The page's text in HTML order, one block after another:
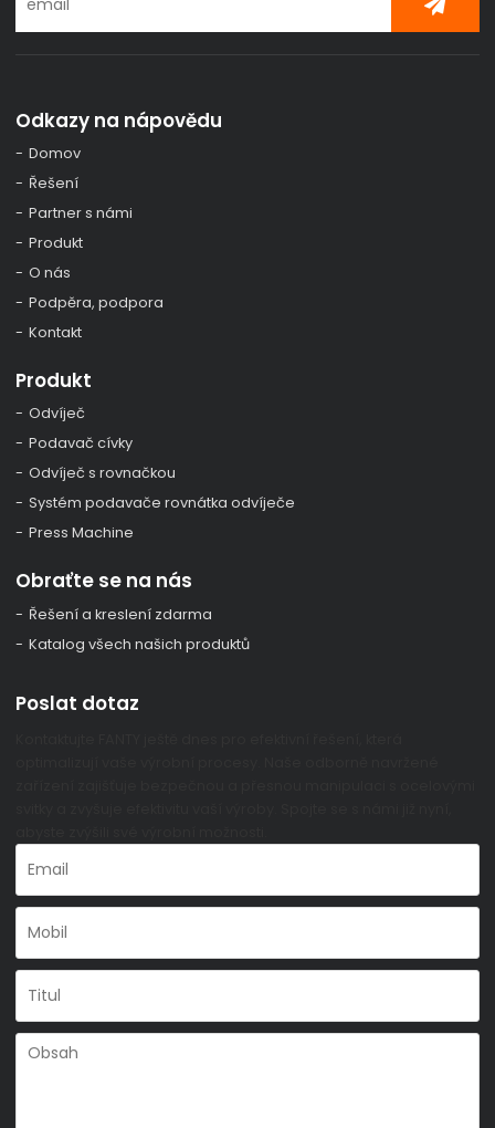
Odkazy na nápovědu
Domov
Řešení
Partner s námi
Produkt
O nás
Podpěra, podpora
Kontakt
Produkt
Odvíječ
Podavač cívky
Odvíječ s rovnačkou
Systém podavače rovnátka odvíječe
Press Machine
Obraťte se na nás
Řešení a kreslení zdarma
Katalog všech našich produktů
Poslat dotaz